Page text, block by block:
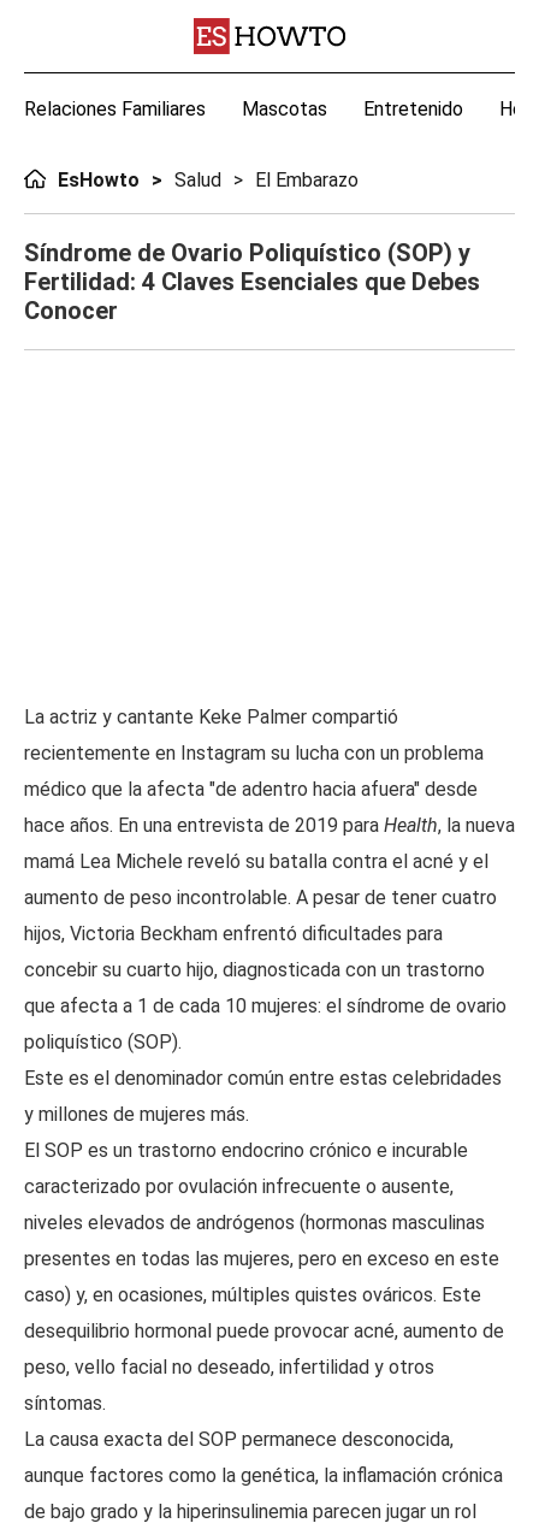
Relaciones Familiares Mascotas Entretenido
EsHowto Salud El Embarazo
Síndrome de Ovario Poliquístico (SOP) y
Fertilidad: 4 Claves Esenciales que Debes
Conocer
La actriz y cantante Keke Palmer compartió
recientemente en Instagram su lucha con un problema
médico que la afecta "de adentro hacia afuera" desde
hace años. En una entrevista de 2019 para Health, la nueva
mamá Lea Michele reveló su batalla contra el acné y el
aumento de peso incontrolable. A pesar de tener cuatro
hijos, Victoria Beckham enfrentó dificultades para
concebir su cuarto hijo, diagnosticada con un trastorno
que afecta a 1 de cada 10 mujeres: el síndrome de ovario
poliquístico (SOP).
Este es el denominador común entre estas celebridades
y millones de mujeres más.
El SOP es un trastorno endocrino crónico e incurable
caracterizado por ovulación infrecuente o ausente,
niveles elevados de andrógenos (hormonas masculinas
presentes en todas las mujeres, pero en exceso en este
caso) y, en ocasiones, múltiples quistes ováricos. Este
desequilibrio hormonal puede provocar acné, aumento de
peso, vello facial no deseado, infertilidad y otros
síntomas.
La causa exacta del SOP permanece desconocida,
aunque factores como la genética, la inflamación crónica
de bajo grado y la hiperinsulinemia parecen jugar un rol